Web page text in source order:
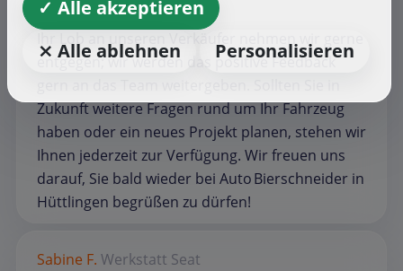
entgegen; wir werden das positive Feedback
Zukunft weitere Fragen rund um Ihr Fahrzeug
haben oder ein neues Projekt planen, stehen wir
Ihnen jederzeit zur Verfügung. Wir freuen uns
darauf, Sie bald wieder bei Auto Bierschneider in
Hüttlingen begrüßen zu dürfen!
Sabine F. Werkstatt Seat
✓ Alle akzeptieren
⨯ Alle ablehnen
Personalisieren